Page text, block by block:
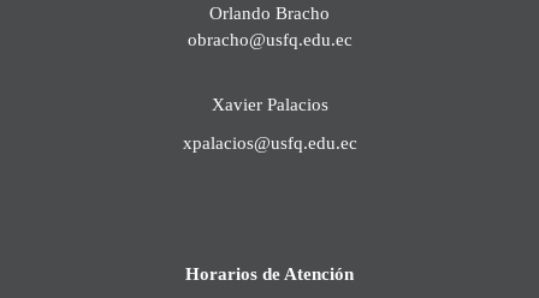
Orlando Bracho
obracho@usfq.edu.ec
Xavier Palacios
xpalacios@usfq.edu.ec
Horarios de Atención